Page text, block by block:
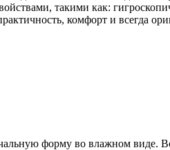
такими как:
комфорт и всегда
форму вo влажном виде.